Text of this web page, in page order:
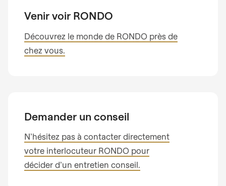
Venir voir RONDO
Découvrez le monde de RONDO près de
chez vous.
Demander un conseil
N’hésitez pas à contacter directement
votre interlocuteur RONDO pour
décider d’un entretien conseil.